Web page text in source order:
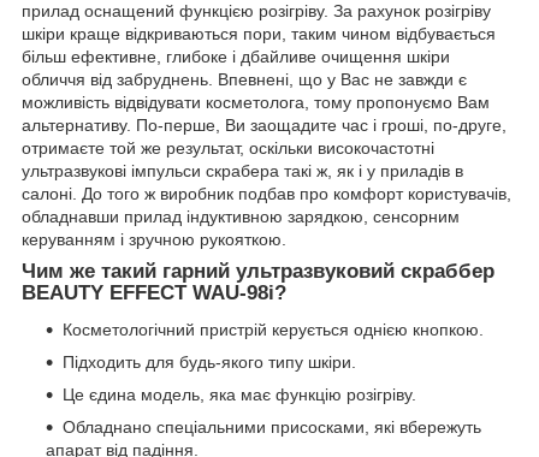
прилад оснащений функцією розігріву. За рахунок розігріву
шкіри краще відкриваються пори, таким чином відбувається
більш ефективне, глибоке і дбайливе очищення шкіри
обличчя від забруднень. Впевнені, що у Вас не завжди є
можливість відвідувати косметолога, тому пропонуємо Вам
альтернативу. По-перше, Ви заощадите час і гроші, по-друге,
отримаєте той же результат, оскільки високочастотні
ультразвукові імпульси скрабера такі ж, як і у приладів в
салоні. До того ж виробник подбав про комфорт користувачів,
обладнавши прилад індуктивною зарядкою, сенсорним
керуванням і зручною рукояткою.
Чим же такий гарний ультразвуковий скраббер
BEAUTY EFFECT WAU-98i?
Косметологічний пристрій керується однією кнопкою.
Підходить для будь-якого типу шкіри.
Це єдина модель, яка має функцію розігріву.
Обладнано спеціальними присосками, які вбережуть
апарат від падіння.